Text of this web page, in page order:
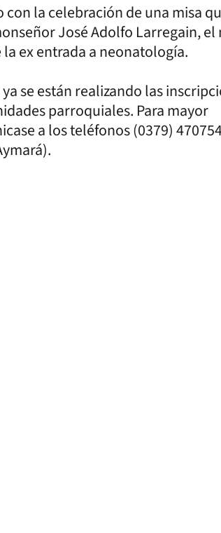
la celebración de una misa
José Adolfo Larregain, el
ex entrada a neonatología.
se están realizando las
parroquiales. Para mayor
a los teléfonos (0379)